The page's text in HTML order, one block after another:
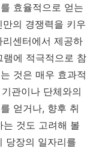
효율적으로 얻는
의 경쟁력을 키우
센터에서 제공하
에 적극적으로 참
것은 매우 효과적
관이나 단체와의
얻거나, 향후 취
것도 고려해 볼
당장의 일자리를